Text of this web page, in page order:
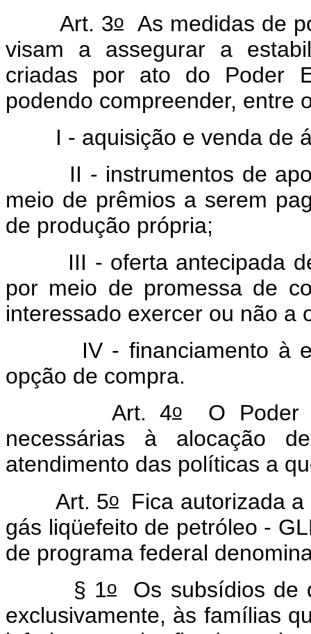
Art. 3o As medidas de
visam a assegurar a
criadas por ato do Poder
podendo compreender, entre
I - aquisição e venda de
II - instrumentos de
meio de prêmios a serem
de produção própria;
III - oferta antecipada de
por meio de promessa de
interessado exercer ou não a
IV - financiamento à
opção de compra.
Art. 4oO Poder
necessárias à alocação
atendimento das políticas a
Art. 5oFica autorizada a
gás liqüefeito de petróleo -
de programa federal
§ 1oOs subsídios de
exclusivamente, às famílias